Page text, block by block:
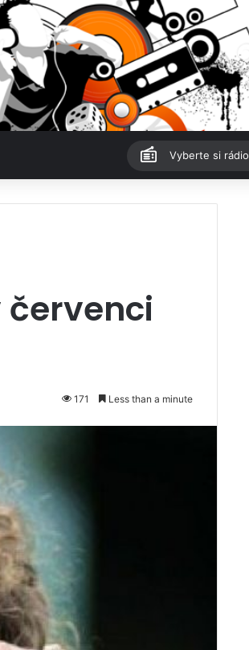
Vyberte si rádio
červenci
171 Less than a minute